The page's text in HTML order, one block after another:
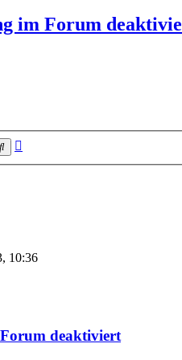
im Forum
Suche
10:36
deaktiviert